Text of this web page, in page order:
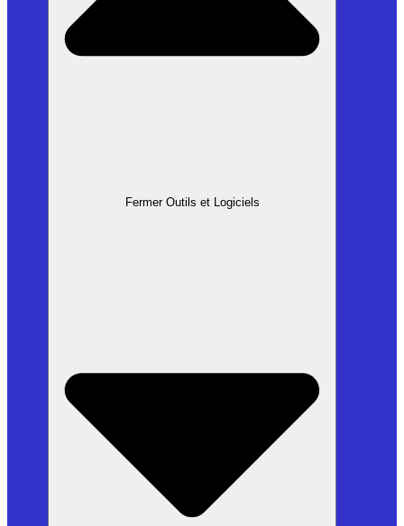
Fermer Outils et Logiciels